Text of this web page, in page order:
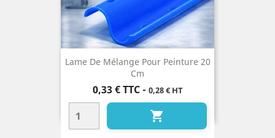
Lame De Mélange Pour Peinture 20
Cm
Prix
0,33 € TTC- 0,28 € HT
